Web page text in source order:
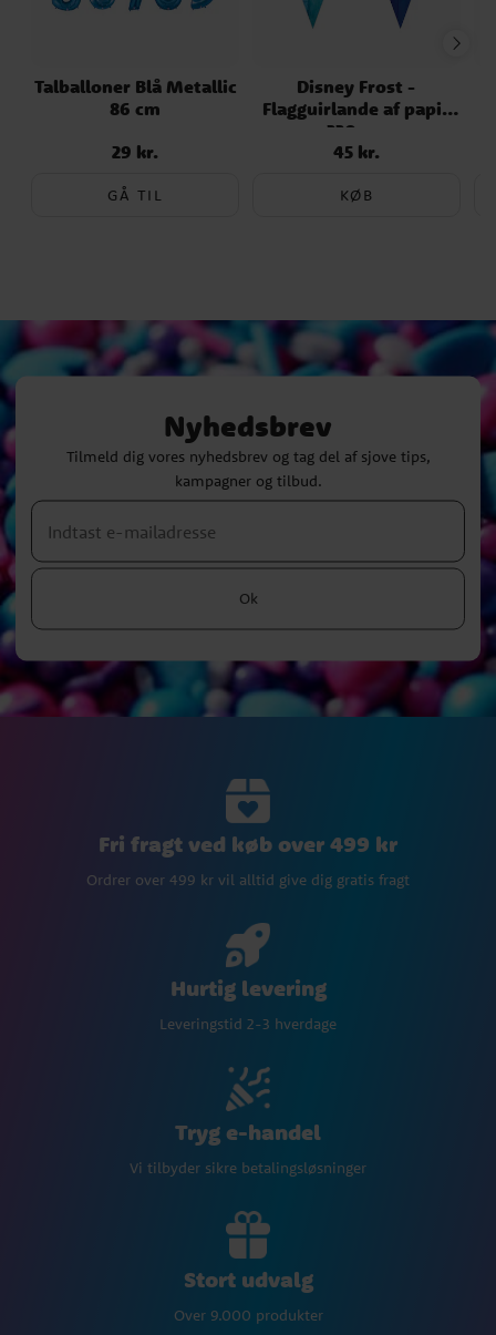
Talballoner Blå Metallic
86 cm
Pris: 29 kr.
29 kr.
GÅ TIL
Disney Frost -
Flagguirlande af papir
230 cm
Pris: 45 kr.
45 kr.
KØB
Nyhedsbrev
Tilmeld dig vores nyhedsbrev og tag del af sjove tips,
kampagner og tilbud.
Ok
Fri fragt ved køb over 499 kr
Ordrer over 499 kr vil alltid give dig gratis fragt
Hurtig levering
Leveringstid 2-3 hverdage
Tryg e-handel
Vi tilbyder sikre betalingsløsninger
Stort udvalg
Over 9.000 produkter